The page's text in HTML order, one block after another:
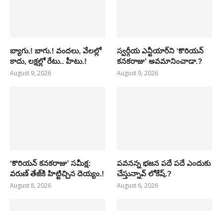
బ్యాగు.! బాగు.! వందలు, వేలల్లో
కాదు, లక్షల్లో రేటు.. హీటు.!
August 9, 2026
స్వర్గీయ ఎన్టీయార్‌ని ‘కొరియన్
కనకరాజు’ అవమానించాడా.?
August 9, 2026
‘కొరియన్ కనకరాజు’ సమీక్ష:
వరుణ్ తేజ్‌కి హిట్టిచ్చిన దెయ్యం.!
August 8, 2026
పవనన్న భజన పదే పదే ఎందుకు
చేస్తున్నావ్ లోకేష్.?
August 6, 2026